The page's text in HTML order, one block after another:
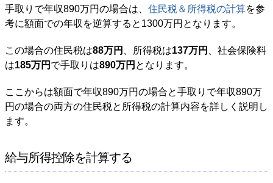
手取りで年収890万円の場合は、 住民税＆所得税の計算を参
考に額面での年収を逆算すると1300万円となります。
この場合の住民税は88万円 、所得税は137万円
、社会保険料
は185万円 で手取りは890万円 となります。
ここからは額面で年収890万円の場合と手取りで年収890万
円の場合の両方の住民税と所得税の計算内容を詳しく説明し
ます。
給与所得控除を計算する